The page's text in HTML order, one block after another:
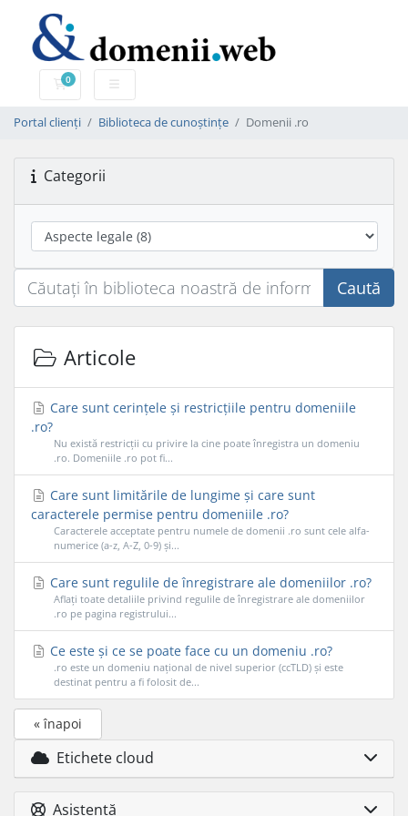
0
Coș de cumpărături
Portal clienți Biblioteca de cunoștințe Domenii .ro
Categorii
Caută
Articole
Care sunt cerințele și restricțiile pentru domeniile
.ro?
Nu există restricții cu privire la cine poate înregistra un domeniu
.ro. Domeniile .ro pot fi...
Care sunt limitările de lungime și care sunt
caracterele permise pentru domeniile .ro?
Caracterele acceptate pentru numele de domenii .ro sunt cele alfa-
numerice (a-z, A-Z, 0-9) și...
Care sunt regulile de înregistrare ale domeniilor .ro?
Aflați toate detaliile privind regulile de înregistrare ale domeniilor
.ro pe pagina registrului...
Ce este și ce se poate face cu un domeniu .ro?
.ro este un domeniu național de nivel superior (ccTLD) și este
destinat pentru a fi folosit de...
« înapoi
Etichete cloud
Asistență